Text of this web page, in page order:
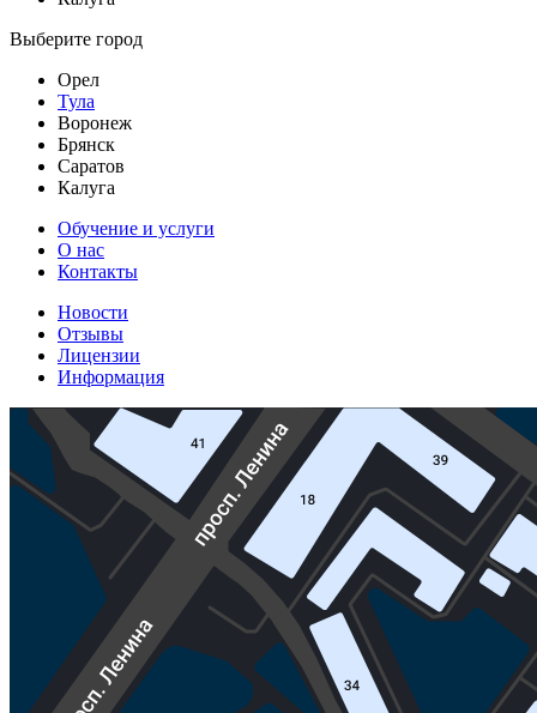
Выберите город
Орел
Тула
Воронеж
Брянск
Саратов
Калуга
Обучение и услуги
О нас
Контакты
Новости
Отзывы
Лицензии
Информация